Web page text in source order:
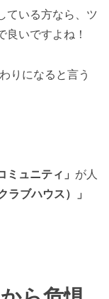
ている方なら、ツ
いですよね！
りになると言う
ミュニティ」 が人
ラブハウス）」